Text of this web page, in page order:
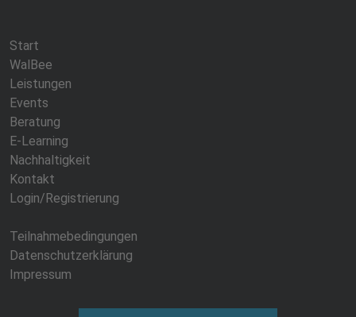
Start
WalBee
Leistungen
Events
Beratung
E-Learning
Nachhaltigkeit
Kontakt
Login/Registrierung
Teilnahmebedingungen
Datenschutzerklärung
Impressum